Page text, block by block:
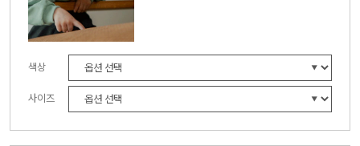
색상
사이즈